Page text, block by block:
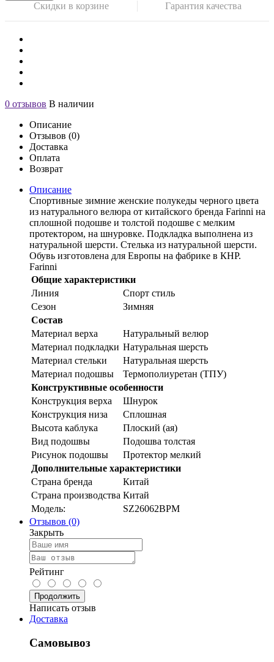
Скидки в корзине Гарантия качества
0 отзывов В наличии
Описание
Отзывов (0)
Доставка
Оплата
Возврат
Описание
Спортивные зимние женские полукеды черного цвета
из натурального велюра от китайского бренда Farinni на
сплошной подошве и толстой подошве с мелким
протектором, на шнуровке. Подкладка выполнена из
натуральной шерсти. Стелька из натуральной шерсти.
Обувь изготовлена для Европы на фабрике в КНР.
Farinni
Общие характеристики
Линия
Спорт стиль
Сезон
Зимняя
Состав
Материал верха
Натуральный велюр
Материал подкладки Натуральная шерсть
Материал стельки
Натуральная шерсть
Материал подошвы
Термополиуретан (ТПУ)
Конструктивные особенности
Конструкция верха
Шнурок
Конструкция низа
Сплошная
Высота каблука
Плоский (ая)
Вид подошвы
Подошва толстая
Рисунок подошвы
Протектор мелкий
Дополнительные характеристики
Страна бренда
Китай
Страна производства Китай
Модель:
SZ26062BPM
Отзывов (0)
Закрыть
Рейтинг
Продолжить
Написать отзыв
Доставка
Самовывоз